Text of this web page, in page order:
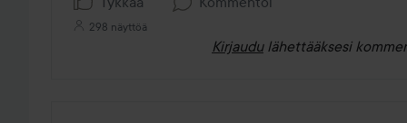
298 näyttöä
Kirjaudu lähettääksesi